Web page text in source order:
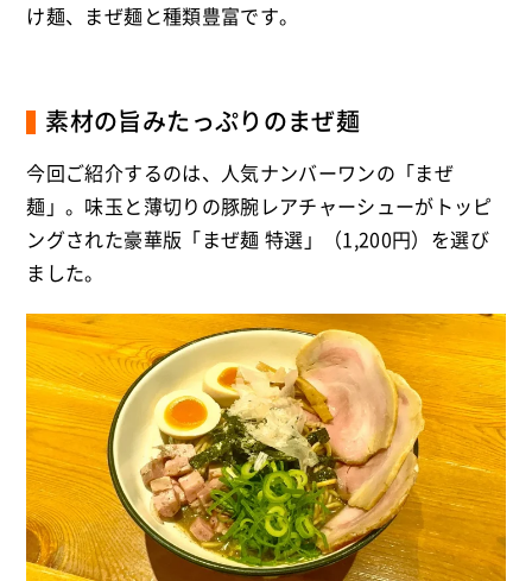
け麺、まぜ麺と種類豊富です。
素材の旨みたっぷりのまぜ麺
今回ご紹介するのは、人気ナンバーワンの「まぜ
麺」。味玉と薄切りの豚腕レアチャーシューがトッピ
ングされた豪華版「まぜ麺 特選」（1,200円）を選び
ました。